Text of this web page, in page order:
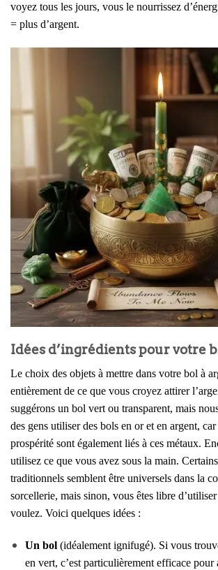
voyez tous les jours, vous le nourrissez
= plus d’argent.
Idées d’ingrédients pour votre
Le choix des objets à mettre dans votre bol à
entièrement de ce que vous croyez attirer
suggérons un bol vert ou transparent, mais
des gens utiliser des bols en or et en argent, car
prospérité sont également liés à ces métaux.
utilisez ce que vous avez sous la main.
traditionnels semblent être universels dans la
sorcellerie, mais sinon, vous êtes libre
voulez. Voici quelques idées :
Un bol(idéalement ignifugé). Si vous
en vert, c’est particulièrement efficace pour